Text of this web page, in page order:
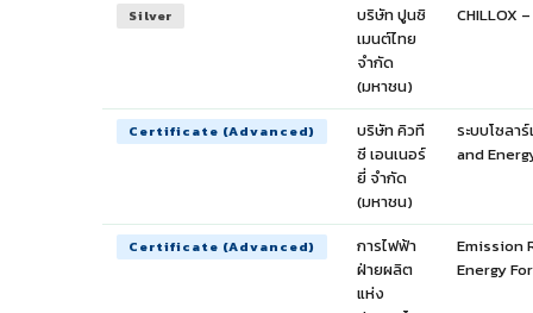
Silver
บริษัท ปูนซิ
เมนต์ไทย
จำกัด
(มหาชน)
CHILLOX
Certificate (Advanced)
บริษัท คิวที
ซี เอนเนอร์
ยี่ จำกัด
(มหาชน)
ระบบโซลา
and
Certificate (Advanced)
การไฟฟ้า
ฝ่ายผลิต
แห่ง
Emission
Energy